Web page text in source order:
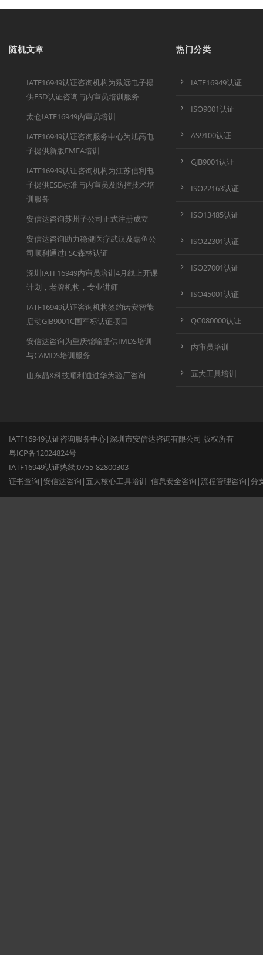
随机文章
IATF16949认证咨询机构为致远电子提
供ESD认证咨询与内审员培训服务
太仓IATF16949内审员培训
IATF16949认证咨询服务中心为旭高电
子提供新版FMEA培训
IATF16949认证咨询机构为江苏信利电
子提供ESD标准与内审员及防控技术培
训服务
安信达咨询苏州子公司正式注册成立
安信达咨询助力稳健医疗武汉及嘉鱼公
司顺利通过FSC森林认证
深圳IATF16949内审员培训4月线上开课
计划，老牌机构，专业讲师
IATF16949认证咨询机构签约诺安智能
启动GJB9001C国军标认证项目
安信达咨询为重庆锦喻提供IMDS培训
与CAMDS培训服务
山东晶X科技顺利通过华为验厂咨询
热门分类
IATF16949认证
ISO9001认证
AS9100认证
GJB9001认证
ISO22163认证
ISO13485认证
ISO22301认证
ISO27001认证
ISO45001认证
QC080000认证
内审员培训
五大工具培训
IATF16949认证咨询服务中心|深圳市安信达咨询有限公司 版权所有
粤ICP备12024824号
IATF16949认证热线:0755-82800303
证书查询 |安信达咨询 | 五大核心工具培训 |信息安全咨询 |流程管理咨询 |分